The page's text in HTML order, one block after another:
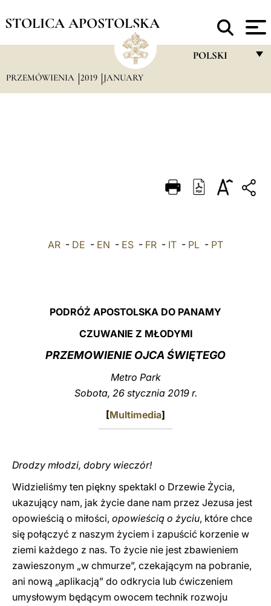
STOLICA APOSTOLSKA
POLSKI
DEUTSCH
العربيّة
PRZEMÓWIENIA 2019 JANUARY
AR - DE - EN - ES - FR - IT - PL - PT
PODRÓŻ APOSTOLSKA DO PANAMY
CZUWANIE Z MŁODYMI
PRZEMOWIENIE OJCA ŚWIĘTEGO
Metro Park
Sobota, 26 stycznia 2019 r.
[Multimedia]
Drodzy młodzi, dobry wieczór!
Widzieliśmy ten piękny spektakl o Drzewie Życia,
ukazujący nam, jak życie dane nam przez Jezusa jest
opowieścią o miłości, opowieścią o życiu, które chce
się połączyć z naszym życiem i zapuścić korzenie w
ziemi każdego z nas. To życie nie jest zbawieniem
zawieszonym „w chmurze”, czekającym na pobranie,
ani nową „aplikacją” do odkrycia lub ćwiczeniem
umysłowym będącym owocem technik rozwoju